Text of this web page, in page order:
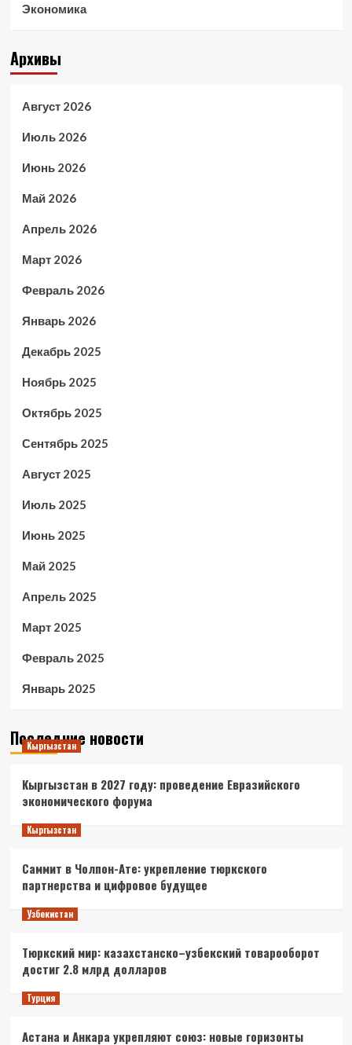
Экономика
Архивы
Август 2026
Июль 2026
Июнь 2026
Май 2026
Апрель 2026
Март 2026
Февраль 2026
Январь 2026
Декабрь 2025
Ноябрь 2025
Октябрь 2025
Сентябрь 2025
Август 2025
Июль 2025
Июнь 2025
Май 2025
Апрель 2025
Март 2025
Февраль 2025
Январь 2025
Последние новости
Кыргызстан
Кыргызстан в 2027 году: проведение Евразийского
экономического форума
Кыргызстан
Саммит в Чолпон-Ате: укрепление тюркского
партнерства и цифровое будущее
Узбекистан
Тюркский мир: казахстанско–узбекский товарооборот
достиг 2.8 млрд долларов
Турция
Астана и Анкара укрепляют союз: новые горизонты